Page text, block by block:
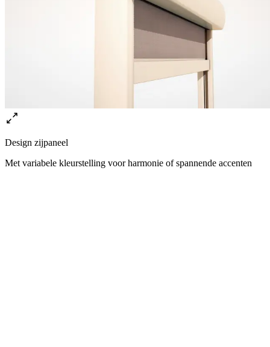
Design zijpaneel
Met variabele kleurstelling voor harmonie of spannende accenten